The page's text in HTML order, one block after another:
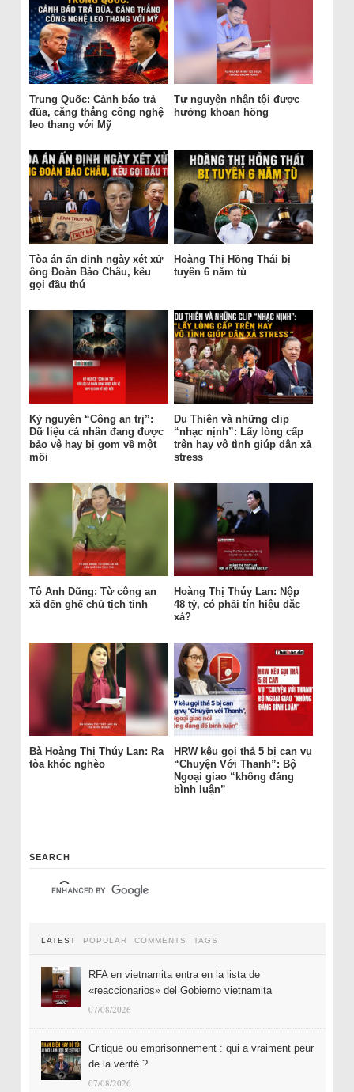
Trung Quốc: Cảnh báo trả
đũa, căng thẳng công nghệ
leo thang với Mỹ
Tự nguyện nhận tội được
hưởng khoan hồng
Tòa án ấn định ngày xét xử
ông Đoàn Bảo Châu, kêu
gọi đầu thú
Hoàng Thị Hồng Thái bị
tuyên 6 năm tù
Kỷ nguyên “Công an trị”:
Dữ liệu cá nhân đang được
bảo vệ hay bị gom về một
mối
Du Thiên và những clip
“nhạc nịnh”: Lấy lòng cấp
trên hay vô tình giúp dân xả
stress
Tô Anh Dũng: Từ công an
xã đến ghế chủ tịch tỉnh
Hoàng Thị Thúy Lan: Nộp
48 tỷ, có phải tín hiệu đặc
xá?
Bà Hoàng Thị Thúy Lan: Ra
tòa khóc nghèo
HRW kêu gọi thả 5 bị can vụ
“Chuyện Với Thanh”: Bộ
Ngoại giao “không đáng
bình luận”
SEARCH
LATEST POPULAR COMMENTS TAGS
RFA en vietnamita entra en la lista de
«reaccionarios» del Gobierno vietnamita
07/08/2026
Critique ou emprisonnement : qui a vraiment peur
de la vérité ?
07/08/2026